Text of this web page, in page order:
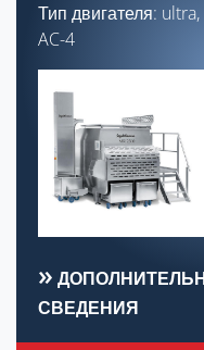
Тип двигателя: ultra,
AC-4
СВЕДЕНИЯ